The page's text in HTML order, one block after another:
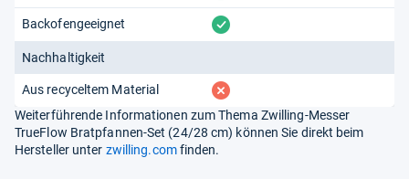
Backofengeeignet vorhanden
Nachhaltigkeit
Aus recyceltem Material fehlt
Weiterführende Informationen zum Thema Zwilling-Messer
TrueFlow Bratpfannen-Set (24/28 cm) können Sie direkt beim
Hersteller unter zwilling.comfinden.